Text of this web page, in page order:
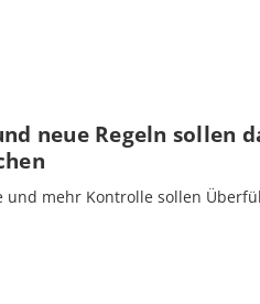
neue Regeln sollen
und mehr Kontrolle sollen